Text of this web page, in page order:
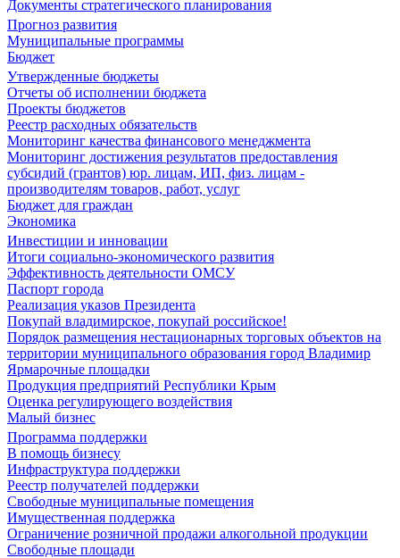
Документы стратегического планирования
Прогноз развития
Муниципальные программы
Бюджет
Утвержденные бюджеты
Отчеты об исполнении бюджета
Проекты бюджетов
Реестр расходных обязательств
Мониторинг качества финансового менеджмента
Мониторинг достижения результатов предоставления
субсидий (грантов) юр. лицам, ИП, физ. лицам -
производителям товаров, работ, услуг
Бюджет для граждан
Экономика
Инвестиции и инновации
Итоги социально-экономического развития
Эффективность деятельности ОМСУ
Паспорт города
Реализация указов Президента
Покупай владимирское, покупай российское!
Порядок размещения нестационарных торговых объектов на
территории муниципального образования город Владимир
Ярмарочные площадки
Продукция предприятий Республики Крым
Оценка регулирующего воздействия
Малый бизнес
Программа поддержки
В помощь бизнесу
Инфраструктура поддержки
Реестр получателей поддержки
Свободные муниципальные помещения
Имущественная поддержка
Ограничение розничной продажи алкогольной продукции
Свободные площади